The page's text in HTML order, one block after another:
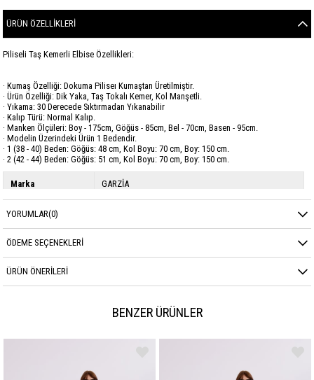
ÜRÜN ÖZELLIKLERI
Piliseli Taş Kemerli Elbise Özellikleri:
· Kumaş Özelliği: Dokuma Piliseı Kumaştan Üretilmiştir.
· Ürün Özelliği: Dik Yaka, Taş Tokalı Kemer, Kol Manşetli.
· Yıkama: 30 Derecede Sıktırmadan Yıkanabilir
· Kalıp Türü: Normal Kalıp.
· Manken Ölçüleri: Boy - 175cm, Göğüs - 85cm, Bel - 70cm, Basen - 95cm.
· Modelin Üzerindeki Ürün 1 Bedendir.
· 1 (38 - 40) Beden: Göğüs: 48 cm, Kol Boyu: 70 cm, Boy: 150 cm.
· 2 (42 - 44) Beden: Göğüs: 51 cm, Kol Boyu: 70 cm, Boy: 150 cm.
Marka GARZİA
Kumaş Cinsi SATEN
YORUMLAR(0)
ÖDEME SEÇENEKLERI
ÜRÜN ÖNERILERI
BENZER ÜRÜNLER